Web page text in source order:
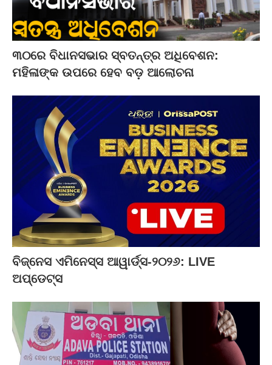
୩୦ରେ ବିଧାନସଭାର ସ୍ବତନ୍ତ୍ର ଅଧିବେଶନ:
ମହିଳାଙ୍କ ଉପରେ ହେବ ବଡ଼ ଆଲୋଚନା
ବିଜ୍‌ନେସ ଏମିନେସ୍ସ ଆୱାର୍ଡ୍ସ-୨୦୨୬: LIVE
ଅପ୍‌ଡେଟ୍ସ